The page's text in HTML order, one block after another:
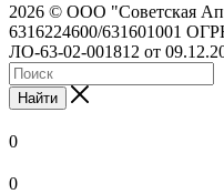
2026 © ООО "Советская
6316224600/631601001
ЛО-63-02-001812 от
Найти
0
0